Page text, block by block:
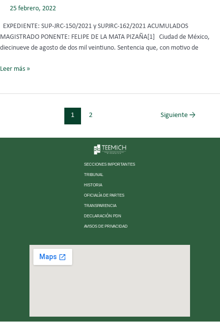
25 febrero, 2022
EXPEDIENTE: SUP-JRC-150/2021 y SUPJRC-162/2021 ACUMULADOS
MAGISTRADO PONENTE: FELIPE DE LA MATA PIZAÑA[1] Ciudad de México,
diecinueve de agosto de dos mil veintiuno. Sentencia que, con motivo de
2021
Leer más »
1 2 Siguiente →
SECCIONES IMPORTANTES
TRIBUNAL
HISTORIA
OFICIALÍA DE PARTES
TRANSPARENCIA
DECLARACIÓN PDN
AVISOS DE PRIVACIDAD